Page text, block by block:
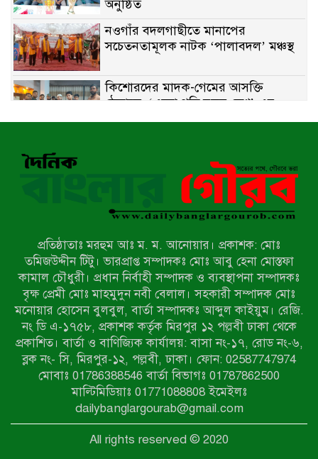
অনুষ্ঠিত
নওগাঁর বদলগাছীতে মানাপের
সচেতনতামূলক নাটক ‘পালাবদল’ মঞ্চস্থ
কিশোরদের মাদক-গেমের আসক্তি
ঠেকাতে, ‘এসো গড়ি নতুন দেশ’-এর
ফুটবল বিতরণ
নন্দীগ্রামে সরকারি খাস জমির রাস্তা দখল,
চলাচলে চরম দুর্ভোগ; ইউএনওর হস্তক্ষেপ
নাটোরের পাটুলে পানিতে ডুবে নন্দীগ্রামের
স্কুলছাত্রের মর্মান্তিক মৃত্যু
সেনাবাহিনীর চাকরি হারিয়ে ভুয়া ডিবি
পুলিশ পরিচয়ে চাঁদাবাজি, গণপিটুনির পর
কারাগারে প্রতারক।
বাঘার সাহিন সরকারের তিন ক্যাটাগরিতে
প্রথম স্থান অর্জন; সংস্কৃতি অঙ্গনেও রয়েছে
তাঁর বহুমুখী প্রতিভা!
আওয়ামী সন্ত্রাসীদের দ্রুত গ্রেফতার ও
বিচারের দাবিতে নীলফামারীতে বিক্ষোভ ও
প্রতিষ্ঠাতাঃ মরহুম আঃ ম. ম. আনোয়ার। প্রকাশক: মোঃ
তমিজউদ্দীন টিটু। ভারপ্রাপ্ত সম্পাদকঃ মোঃ আবু হেনা মোস্তফা
কামাল চৌধুরী। প্রধান নির্বাহী সম্পাদক ও ব্যবস্থাপনা সম্পাদকঃ
বৃক্ষ প্রেমী মোঃ মাহমুদুন নবী বেলাল। সহকারী সম্পাদক মোঃ
মনোয়ার হোসেন বুলবুল, বার্তা সম্পাদকঃ আব্দুল কাইয়ুম। রেজি.
নং ডি এ-১৭৫৮, প্রকাশক কর্তৃক মিরপুর ১২ পল্লবী ঢাকা থেকে
প্রকাশিত। বার্তা ও বাণিজ্যিক কার্যালয়: বাসা নং-১৭, রোড নং-৬,
ব্লক নং- সি, মিরপুর-১২, পল্লবী, ঢাকা। ফোন: 02587747974
মোবাঃ 01786388546 বার্তা বিভাগঃ 01787862500
মাল্টিমিডিয়াঃ 01771088808 ইমেইলঃ
dailybanglargourab@gmail.com
All rights reserved © 2020